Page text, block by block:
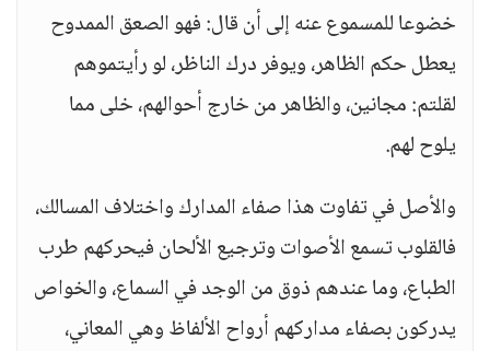
خضوعا للمسموع عنه إلى أن قال: فهو الصعق الممدوح
يعطل حكم الظاهر، ويوفر درك الناظر، لو رأيتموهم
لقلتم: مجانين، والظاهر من خارج أحوالهم، خلى مما
يلوح لهم.
والأصل في تفاوت هذا صفاء المدارك واختلاف المسالك،
فالقلوب تسمع الأصوات وترجيع الألحان فيحركهم طرب
الطباع، وما عندهم ذوق من الوجد في السماع، والخواص
يدركون بصفاء مداركهم أرواح الألفاظ وهي المعاني،